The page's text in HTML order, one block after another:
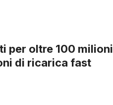
per oltre 100 milioni
di ricarica fast